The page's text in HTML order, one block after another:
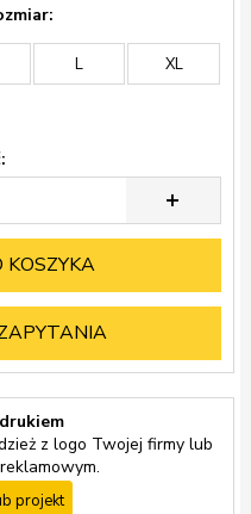
L XL
+
KOSZYKA
z logo Twojej firmy lub
projekt